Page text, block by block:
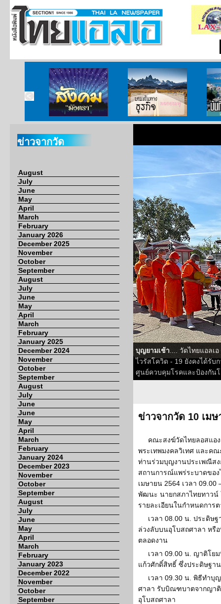
สังคมมังตรา บนเส้นทางธุรกิจ บั
ข่าวจากวัด
August
July
June
May
April
March
February
January 2026
December 2025
November
October
September
August
July
June
May
April
March
February
January 2025
December 2024
November
October
September
August
July
June
June
May
April
March
February
January 2024
December 2023
November
October
September
August
July
June
May
April
March
February
January 2023
December 2022
November
October
September
บุญยามเช้า .... วัดไทยแอล
ไวรัสโควิด - 19 ยังคงได้รั
ศูนย์ควบคุมโรคและป้องกัน
ข่าวจากวัด 10 เม
คณะสงฆ์วัดไทยลอสแอ
พระเทพมงคลวิเทศ และค
ท่านร่วมบุญงานประเพณีส
สถานการณ์แพร่ระบาดขอ
เมษายน 2564 เวลา
พัฒนะ นายกสภาไทยทาวน์
รายละเอียนในกำหนดการ
เวลา 08.00 น. ประดิษ
ล่วงลับบนอุโบสถศาลา หรื
ตลอดงาน
เวลา 09.00 น. ญาติโย
แก้วศักดิ์สิทธิ์ ซึ่งประดิษฐา
เวลา 09.30 น. พิธีทำบุ
ศาลา รับบิณฑบาตจากญาติ
อุโบสถศาลา